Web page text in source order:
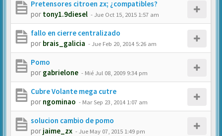
Pretensores citroen zx; ¿compatibles?
por tony1.9diesel -Jue Oct 15, 2015 1:57 am
fallo en cierre centralizado
por brais_galicia -Jue Feb 20, 2014 5:26 am
Pomo
por gabrielone - Mié Jul 08, 2009 9:34 pm
Cubre Volante mega cutre
por ngominao - Mar Sep 23, 2014 1:07 am
solucion cambio de pomo
por jaime_zx -Jue May 07, 2015 1:49 pm